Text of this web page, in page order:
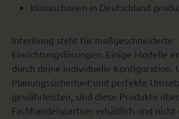
klimaschonen in Deutschland
Interliving steht für maßgeschneiderte
Einrichtungslösungen. Einige Modelle
durch deine individuelle Konfiguration.
Planungssicherheit und perfekte
gewährleisten, sind diese Produkte
Fachhandelspartner erhältlich und